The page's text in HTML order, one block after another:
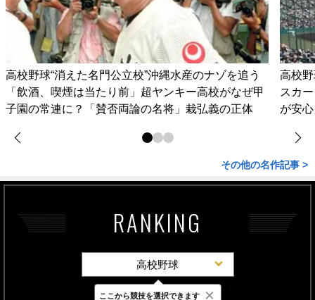
高校野球“消えた名門公立校”沖縄水産のナゾを追う
「飲酒、喫煙は当たり前」超ヤンキー高校がなぜ甲
子園の常連に？「賛否両論の名将」栽弘義の正体
高校
スカ
が安
その他の名作記事 >
RANKING
高校野球
ここから競技を選択できます ×